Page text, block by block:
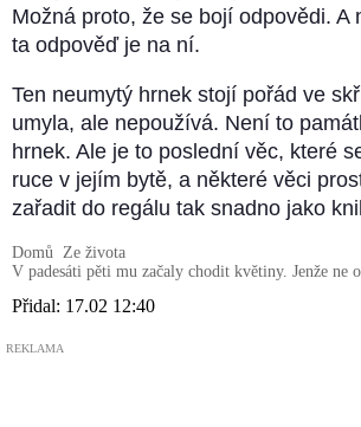
Možná proto, že se bojí odpovědi. A
ta odpověď je na ní.
Ten neumytý hrnek stojí pořád ve
umyla, ale nepoužívá. Není to
hrnek. Ale je to poslední věc, které
ruce v jejím bytě, a některé věci
zařadit do regálu tak snadno jako
Domů
Ze života
V padesáti pěti mu začaly chodit květiny. Jenže ne
Přidal: 17.02 12:40
REKLAMA